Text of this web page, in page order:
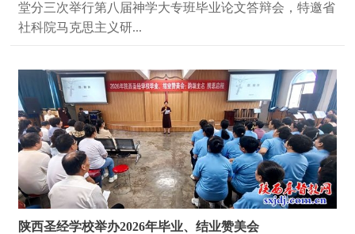
堂分三次举行第八届神学大专班毕业论文答辩会，特邀省
社科院马克思主义研...
陕西圣经学校举办2026年毕业、结业赞美会